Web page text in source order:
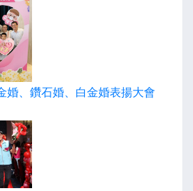
婚、鑽石婚、白金婚表揚大會